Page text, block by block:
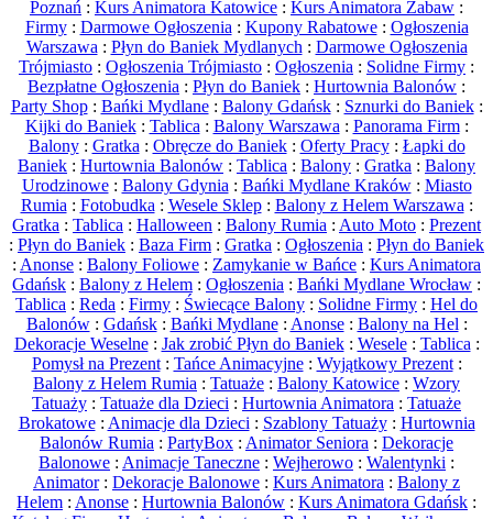
Poznań : Kurs Animatora Katowice : Kurs Animatora Zabaw :
Firmy: Darmowe Ogłoszenia : Kupony Rabatowe: Ogłoszenia
Warszawa : Płyn do Baniek Mydlanych : Darmowe Ogłoszenia
Trójmiasto : Ogłoszenia Trójmiasto : Ogłoszenia : Solidne Firmy :
Bezpłatne Ogłoszenia : Płyn do Baniek : Hurtownia Balonów :
Party Shop: Bańki Mydlane: Balony Gdańsk: Sznurki do Baniek:
Kijki do Baniek: Tablica : Balony Warszawa : Panorama Firm:
Balony: Gratka : Obręcze do Baniek: Oferty Pracy: Łapki do
Baniek : Hurtownia Balonów : Tablica : Balony : Gratka : Balony
Urodzinowe: Balony Gdynia : Bańki Mydlane Kraków: Miasto
Rumia : Fotobudka : Wesele Sklep: Balony z Helem Warszawa :
Gratka : Tablica : Halloween : Balony Rumia : Auto Moto : Prezent
: Płyn do Baniek : Baza Firm : Gratka : Ogłoszenia : Płyn do Baniek
: Anonse : Balony Foliowe : Zamykanie w Bańce : Kurs Animatora
Gdańsk : Balony z Helem : Ogłoszenia : Bańki Mydlane Wrocław :
Tablica : Reda : Firmy : Świecące Balony : Solidne Firmy : Hel do
Balonów: Gdańsk: Bańki Mydlane: Anonse: Balony na Hel :
Dekoracje Weselne: Jak zrobić Płyn do Baniek: Wesele: Tablica :
Pomysł na Prezent: Tańce Animacyjne: Wyjątkowy Prezent:
Balony z Helem Rumia : Tatuaże : Balony Katowice : Wzory
Tatuaży : Tatuaże dla Dzieci : Hurtownia Animatora : Tatuaże
Brokatowe: Animacje dla Dzieci : Szablony Tatuaży: Hurtownia
Balonów Rumia : PartyBox : Animator Seniora : Dekoracje
Balonowe : Animacje Taneczne : Wejherowo : Walentynki :
Animator: Dekoracje Balonowe : Kurs Animatora : Balony z
Helem : Anonse : Hurtownia Balonów : Kurs Animatora Gdańsk :